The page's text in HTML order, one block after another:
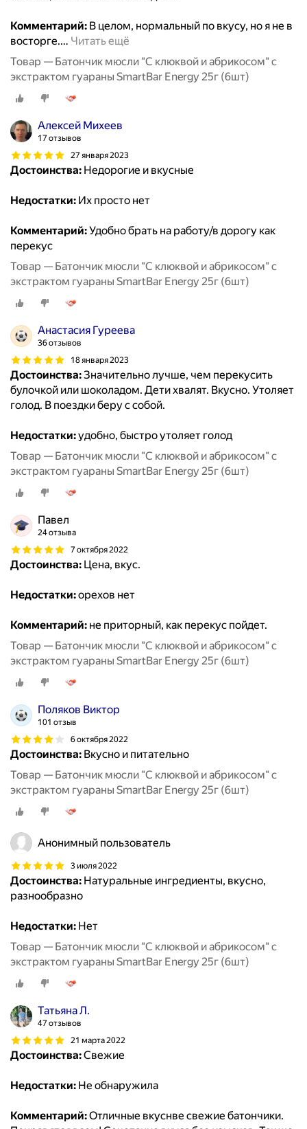
Комментарий: В целом, нормальный по вкусу, но я не в
восторге.… Читать ещё
Товар — Батончик мюсли "С клюквой и абрикосом" с
экстрактом гуараны SmartBar Energy 25г (6шт)
Алексей Михеев
17 отзывов
27 января 2023
Достоинства: Недорогие и вкусные
Недостатки: Их просто нет
Комментарий:Удобно брать на работу/в дорогу как
перекус
Товар — Батончик мюсли "С клюквой и абрикосом" с
экстрактом гуараны SmartBar Energy 25г (6шт)
Анастасия Гуреева
36 отзывов
18 января 2023
Достоинства:Значительно лучше, чем перекусить
булочкой или шоколадом. Дети хвалят. Вкусно. Утоляет
голод. В поездки беру с собой.
Недостатки:удобно, быстро утоляет голод
Товар — Батончик мюсли "С клюквой и абрикосом" с
экстрактом гуараны SmartBar Energy 25г (6шт)
Павел
24 отзыва
7 октября 2022
Достоинства: Цена, вкус.
Недостатки:орехов нет
Комментарий: не приторный, как перекус пойдет.
Товар — Батончик мюсли "С клюквой и абрикосом" с
экстрактом гуараны SmartBar Energy 25г (6шт)
Поляков Виктор
101 отзыв
6 октября 2022
Достоинства: Вкусно и питательно
Товар — Батончик мюсли "С клюквой и абрикосом" с
экстрактом гуараны SmartBar Energy 25г (6шт)
Анонимный пользователь
3 июля 2022
Достоинства: Натуральные ингредиенты, вкусно,
разнообразно
Недостатки: Нет
Товар — Батончик мюсли "С клюквой и абрикосом" с
экстрактом гуараны SmartBar Energy 25г (6шт)
Татьяна Л.
47 отзывов
21 марта 2022
Достоинства:Свежие
Недостатки: Не обнаружила
Комментарий:Отличные вкуснве свежие батончики.